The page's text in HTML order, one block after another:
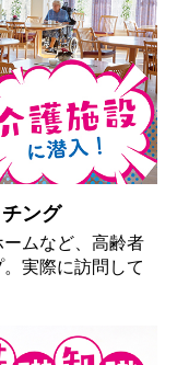
ング
ムなど、高齢者
実際に訪問して